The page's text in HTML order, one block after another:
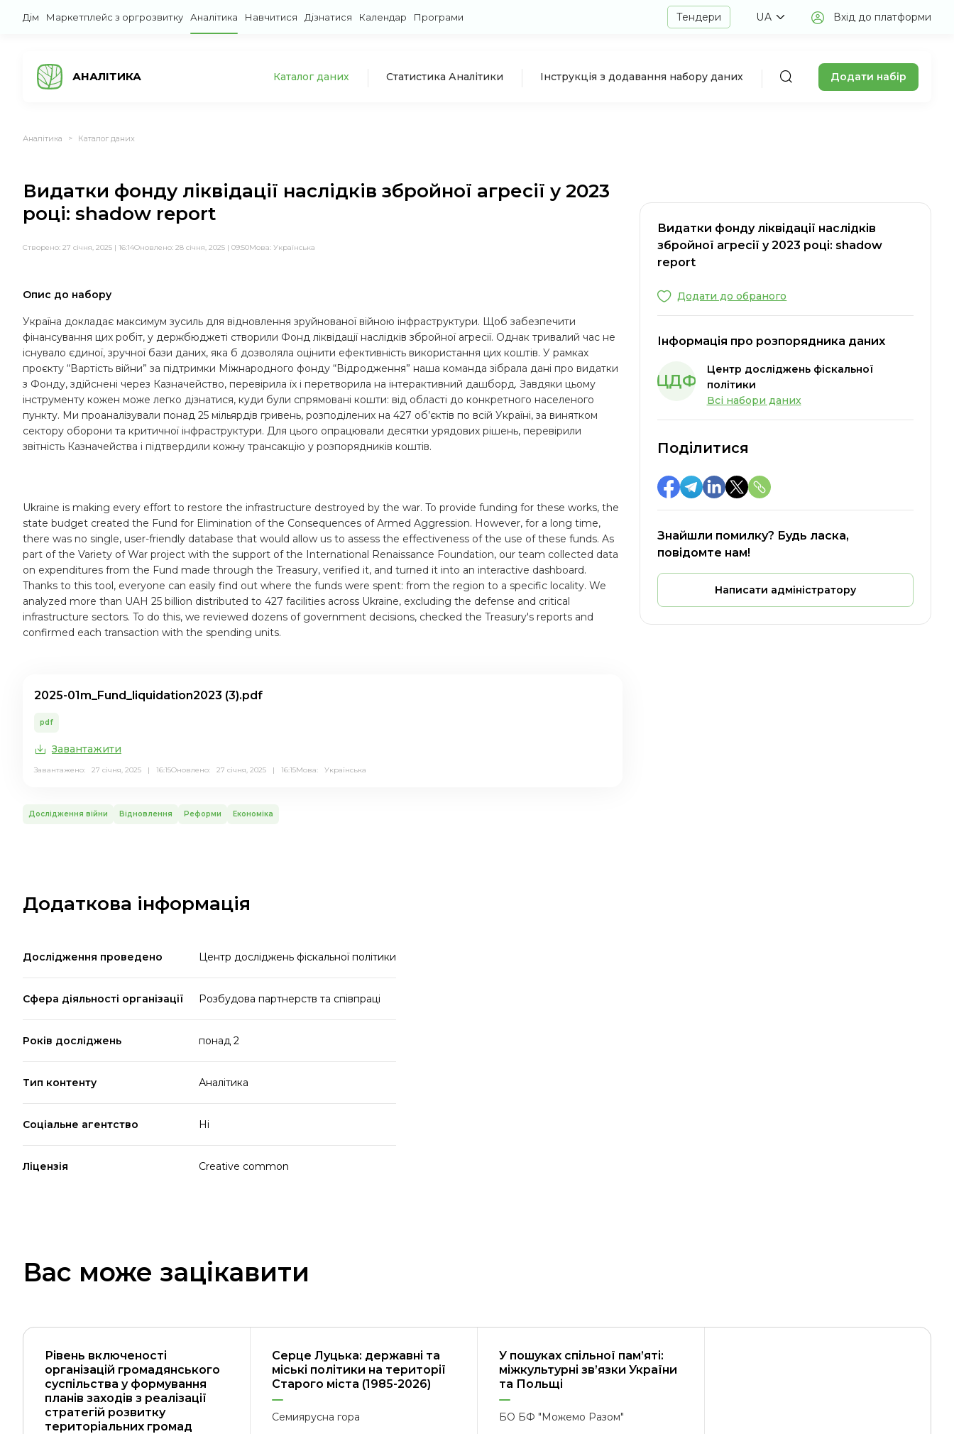
Дім Маркетплейс з оргрозвитку Аналітика Навчитися Дізнатися Календар Програми Тендери UA Вхід до платформи
АНАЛІТИКА Каталог даних Статистика Аналітики Інструкція з додавання набору даних Додати набір
Аналітика > Каталог даних
Видатки фонду ліквідації наслідків збройної агресії у 2023
році: shadow report
Створено: 27 січня, 2025 | 16:14Оновлено: 28 січня, 2025 | 09:50Мова: Українська
Опис до набору
Україна докладає максимум зусиль для відновлення зруйнованої війною інфраструктури. Щоб забезпечити
фінансування цих робіт, у держбюджеті створили Фонд ліквідації наслідків збройної агресії. Однак тривалий час не
існувало єдиної, зручної бази даних, яка б дозволяла оцінити ефективність використання цих коштів. У рамках
проєкту “Вартість війни” за підтримки Міжнародного фонду “Відродження” наша команда зібрала дані про видатки
з Фонду, здійснені через Казначейство, перевірила їх і перетворила на інтерактивний дашборд. Завдяки цьому
інструменту кожен може легко дізнатися, куди були спрямовані кошти: від області до конкретного населеного
пункту. Ми проаналізували понад 25 мільярдів гривень, розподілених на 427 об’єктів по всій Україні, за винятком
сектору оборони та критичної інфраструктури. Для цього опрацювали десятки урядових рішень, перевірили
звітність Казначейства і підтвердили кожну трансакцію у розпорядників коштів.
Ukraine is making every effort to restore the infrastructure destroyed by the war. To provide funding for these works, the
state budget created the Fund for Elimination of the Consequences of Armed Aggression. However, for a long time,
there was no single, user-friendly database that would allow us to assess the effectiveness of the use of these funds. As
part of the Variety of War project with the support of the International Renaissance Foundation, our team collected data
on expenditures from the Fund made through the Treasury, verified it, and turned it into an interactive dashboard.
Thanks to this tool, everyone can easily find out where the funds were spent: from the region to a specific locality. We
analyzed more than UAH 25 billion distributed to 427 facilities across Ukraine, excluding the defense and critical
infrastructure sectors. To do this, we reviewed dozens of government decisions, checked the Treasury's reports and
confirmed each transaction with the spending units.
2025-01m_Fund_liquidation2023 (3).pdf
pdf
Завантажити
Завантажено: 27 січня, 2025 | 16:15Оновлено: 27 січня, 2025 | 16:15Мова: Українська
Дослідження війни Відновлення Реформи Економіка
Додаткова інформація
Дослідження проведено Центр досліджень фіскальної політики
Сфера діяльності організації Розбудова партнерств та співпраці
Років досліджень понад 2
Тип контенту Аналітика
Соціальне агентство Ні
Ліцензія Creative common
Видатки фонду ліквідації наслідків
збройної агресії у 2023 році: shadow
report
Додати до обраного
Інформація про розпорядника даних
ЦДФ
Центр досліджень фіскальної
політики
Всі набори даних
Поділитися
Знайшли помилку? Будь ласка,
повідомте нам!
Написати адміністратору
Вас може зацікавити
Рівень включеності
організацій громадянського
суспільства у формування
планів заходів з реалізації
стратегій розвитку
територіальних громад
Серце Луцька: державні та
міські політики на території
Старого міста (1985-2026)
Семиярусна гора
У пошуках спільної пам’яті:
міжкультурні зв’язки України
та Польщі
БО БФ "Можемо Разом"